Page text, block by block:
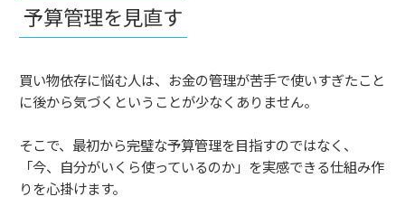
予算管理を見直す
買い物依存に悩む人は、お金の管理が苦手で使いすぎたこと
に後から気づくということが少なくありません。
そこで、最初から完璧な予算管理を目指すのではなく、
「今、自分がいくら使っているのか」を実感できる仕組み作
りを心掛けます。